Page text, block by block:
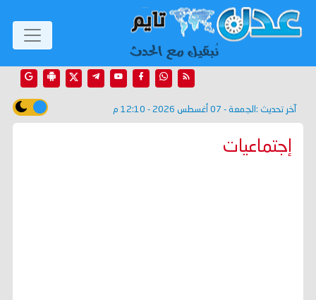
آخر تحديث : الجمعة - 07 أغسطس 2026 - 12:10 م
إجتماعيات